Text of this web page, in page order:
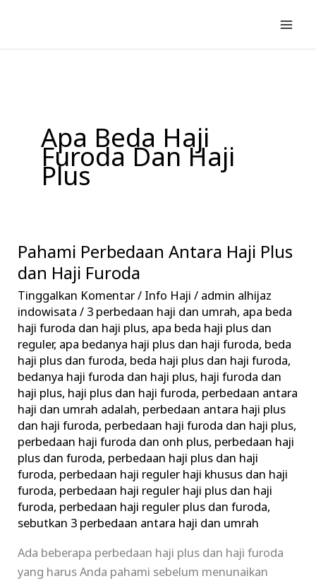
konten
Apa Beda Haji
Furoda Dan Haji
Plus
Pahami Perbedaan Antara Haji Plus
dan Haji Furoda
Tinggalkan Komentar/ Info Haji / admin alhijaz
indowisata/ 3 perbedaan haji dan umrah, apa beda
haji furoda dan haji plus, apa beda haji plus dan
reguler, apa bedanya haji plus dan haji furoda, beda
haji plus dan furoda, beda haji plus dan haji furoda,
bedanya haji furoda dan haji plus, haji furoda dan
haji plus, haji plus dan haji furoda, perbedaan antara
haji dan umrah adalah, perbedaan antara haji plus
dan haji furoda, perbedaan haji furoda dan haji plus,
perbedaan haji furoda dan onh plus, perbedaan haji
plus dan furoda, perbedaan haji plus dan haji
furoda, perbedaan haji reguler haji khusus dan haji
furoda, perbedaan haji reguler haji plus dan haji
furoda, perbedaan haji reguler plus dan furoda,
sebutkan 3 perbedaan antara haji dan umrah
Ada beberapa perbedaan haji plus dan haji furoda
yang harus Anda pahami sebelum menunaikan
Pahami
Perbedaan
Antara
Haji
Plus
dan
Haji
Furoda